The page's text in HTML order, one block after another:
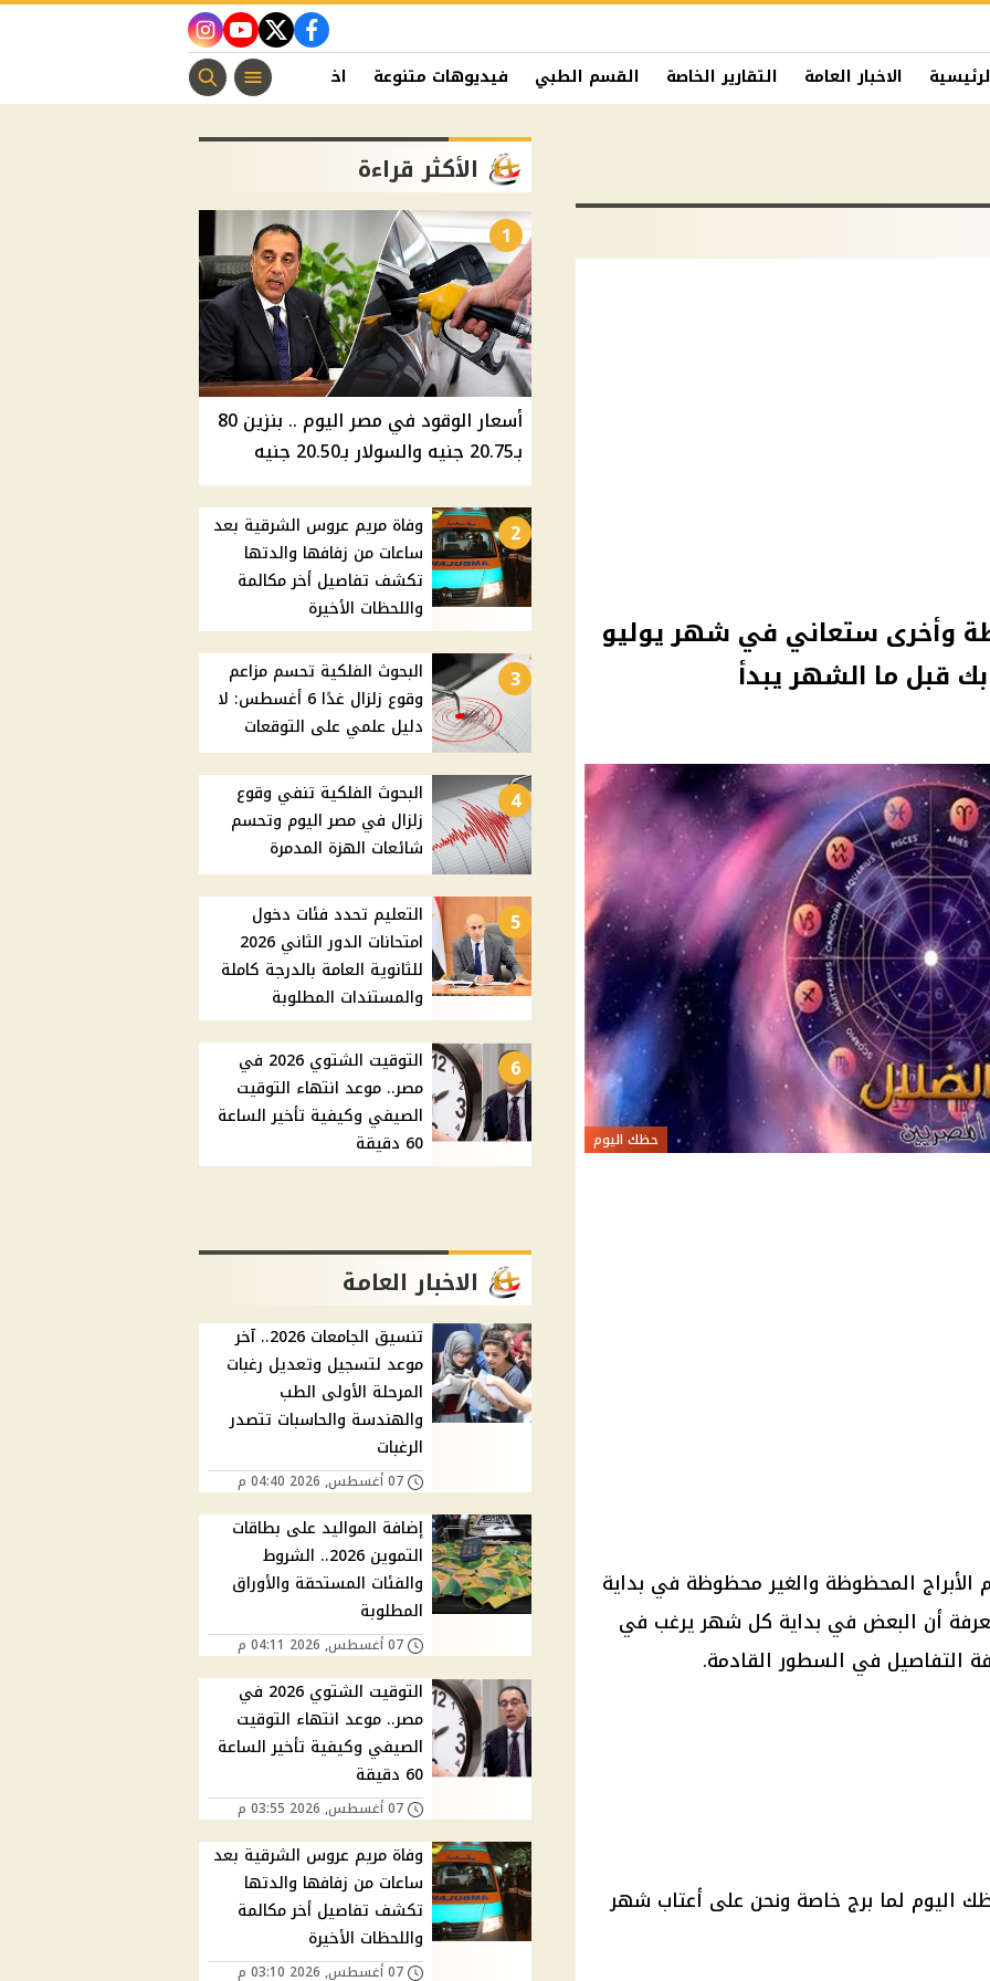
facebook
twitter
youtube
instagram
الاخبار العامة التقارير الخاصة القسم الطبي فيديوهات متنوعة اخبار الفن منوعات مسيحية
وأخرى ستعاني في شهر يوليو
قبل ما الشهر يبدأ
حظك اليوم
المحظوظة والغير محظوظة في بداية
أن البعض في بداية كل شهر يرغب في
التفاصيل في السطور القادمة.
اليوم لما برج خاصة ونحن على أعتاب شهر
الأكثر قراءة
1
أسعار الوقود في مصر اليوم .. بنزين 80
بـ20.75 جنيه والسولار بـ20.50 جنيه
2
وفاة مريم عروس الشرقية بعد
ساعات من زفافها والدتها
تكشف تفاصيل أخر مكالمة
واللحظات الأخيرة
3
البحوث الفلكية تحسم مزاعم
وقوع زلزال غدًا 6 أغسطس: لا
دليل علمي على التوقعات
4
البحوث الفلكية تنفي وقوع
زلزال في مصر اليوم وتحسم
شائعات الهزة المدمرة
5
التعليم تحدد فئات دخول
امتحانات الدور الثاني 2026
للثانوية العامة بالدرجة كاملة
والمستندات المطلوبة
6
التوقيت الشتوي 2026 في
مصر.. موعد انتهاء التوقيت
الصيفي وكيفية تأخير الساعة
60 دقيقة
الاخبار العامة
تنسيق الجامعات 2026.. آخر
موعد لتسجيل وتعديل رغبات
المرحلة الأولى الطب
والهندسة والحاسبات تتصدر
الرغبات
07 أغسطس, 2026 04:40 م
إضافة المواليد على بطاقات
التموين 2026.. الشروط
والفئات المستحقة والأوراق
المطلوبة
07 أغسطس, 2026 04:11 م
التوقيت الشتوي 2026 في
مصر.. موعد انتهاء التوقيت
الصيفي وكيفية تأخير الساعة
60 دقيقة
07 أغسطس, 2026 03:55 م
وفاة مريم عروس الشرقية بعد
ساعات من زفافها والدتها
تكشف تفاصيل أخر مكالمة
واللحظات الأخيرة
07 أغسطس, 2026 03:10 م